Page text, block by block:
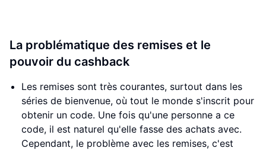
La problématique des remises et le
pouvoir du cashback
Les remises sont très courantes, surtout dans les
séries de bienvenue, où tout le monde s'inscrit pour
obtenir un code. Une fois qu'une personne a ce
code, il est naturel qu'elle fasse des achats avec.
Cependant, le problème avec les remises, c'est